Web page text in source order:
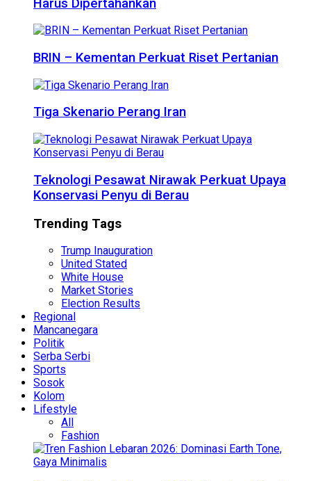
Harus Dipertahankan
BRIN – Kementan Perkuat Riset Pertanian
Tiga Skenario Perang Iran
Teknologi Pesawat Nirawak Perkuat Upaya
Konservasi Penyu di Berau
Trending Tags
Trump Inauguration
United Stated
White House
Market Stories
Election Results
Regional
Mancanegara
Politik
Serba Serbi
Sports
Sosok
Kolom
Lifestyle
All
Fashion